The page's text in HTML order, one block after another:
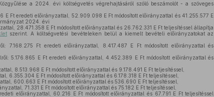
a 2024. évi költségvetés végrehajtásáról szóló beszámolót - a szöveges
Ft eredeti előirányzattal, 52.909.098 E Ft módosított előirányzattal és 41.255.577 E
2024. évi
28.471.358 E Ft módosított előirányzattal és 26.762.331 E Ft teljesítéssel állapítja
szerint. A költségvetési bevételeken belül a kiemelt bevételi előirányzatokat az
7.168.275 Ft eredeti előirányzattal, 8.417.487 E Ft módosított előirányzattal és
5.176.865 E Ft eredeti előirányzattal, 4.452.389 E Ft módosított előirányzattal és
8.513.968 E Ft módosított előirányzattal és 9.178.491 E Ft teljesítéssel,
6.355.304 E Ft módosított előirányzattal és 6.178.318 E Ft teljesítéssel,
600.663 E Ft módosított előirányzattal és 536.690 E Ft teljesítéssel,
71.331 E Ft módosított előirányzattal és 75.182 E Ft teljesítéssel,
előirányzattal, 60.216 E Ft módosított előirányzattal és 67.791 E Ft teljesítéssel